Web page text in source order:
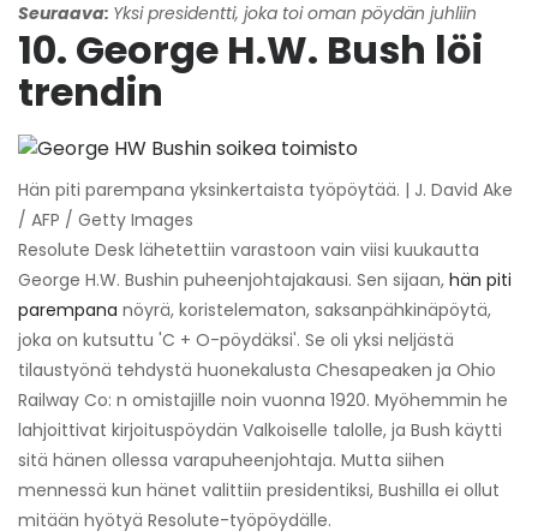
Seuraava: Yksi presidentti, joka toi oman pöydän juhliin
10. George H.W. Bush löi
trendin
Hän piti parempana yksinkertaista työpöytää. | J. David Ake
/ AFP / Getty Images
Resolute Desk lähetettiin varastoon vain viisi kuukautta
George H.W. Bushin puheenjohtajakausi. Sen sijaan, hän piti
parempana nöyrä, koristelematon, saksanpähkinäpöytä,
joka on kutsuttu 'C + O-pöydäksi'. Se oli yksi neljästä
tilaustyönä tehdystä huonekalusta Chesapeaken ja Ohio
Railway Co: n omistajille noin vuonna 1920. Myöhemmin he
lahjoittivat kirjoituspöydän Valkoiselle talolle, ja Bush käytti
sitä hänen ollessa varapuheenjohtaja. Mutta siihen
mennessä kun hänet valittiin presidentiksi, Bushilla ei ollut
mitään hyötyä Resolute-työpöydälle.